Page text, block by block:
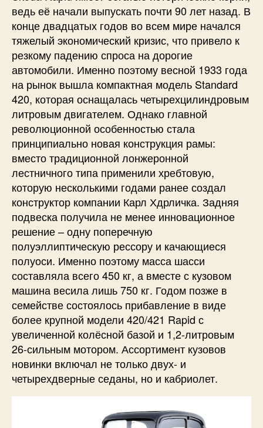
ведь её начали выпускать почти 90 лет назад. В
конце двадцатых годов во всем мире начался
тяжелый экономический кризис, что привело к
резкому падению спроса на дорогие
автомобили. Именно поэтому весной 1933 года
на рынок вышла компактная модель Standard
420, которая оснащалась четырехцилиндровым
литровым двигателем. Однако главной
революционной особенностью стала
принципиально новая конструкция рамы:
вместо традиционной лонжеронной
лестничного типа применили хребтовую,
которую несколькими годами ранее создал
конструктор компании Карл Хдрличка. Задняя
подвеска получила не менее инновационное
решение – одну поперечную
полуэллиптическую рессору и качающиеся
полуоси. Именно поэтому масса шасси
составляла всего 450 кг, а вместе с кузовом
машина весила лишь 750 кг. Годом позже в
семействе состоялось прибавление в виде
более крупной модели 420/421 Rapid с
увеличенной колёсной базой и 1,2-литровым
26-сильным мотором. Ассортимент кузовов
новинки включал не только двух- и
четырехдверные седаны, но и кабриолет.